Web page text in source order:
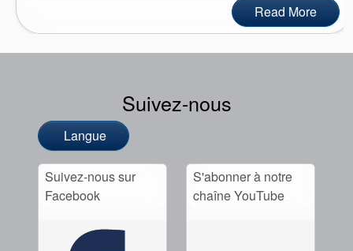
Read More
Suivez-nous
Langue
Suivez-nous sur
Facebook
S'abonner à notre
chaîne YouTube